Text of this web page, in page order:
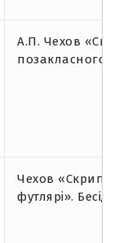
А.П. Чехов
позакласного
Чехов
футлярі».